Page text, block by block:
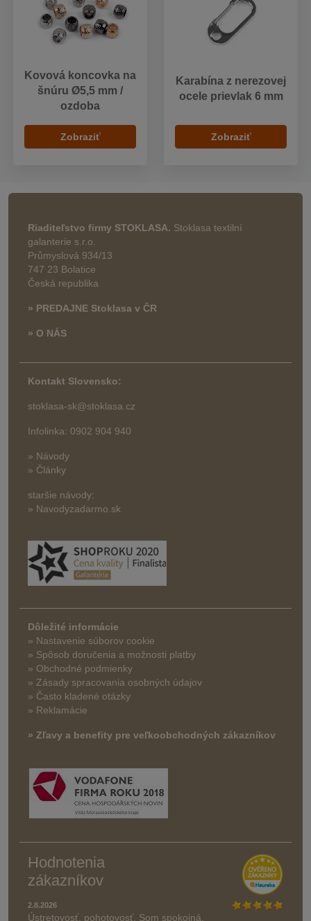
Kovová koncovka na
šnúru Ø5,5 mm /
ozdoba
Zobraziť
Karabína z nerezovej
ocele prievlak 6 mm
Zobraziť
Riaditeľstvo firmy STOKLASA. Stoklasa textilní
galanterie s.r.o.
Průmyslová 934/13
747 23 Bolatice
Česká republika
» PREDAJNE Stoklasa v ČR
» O NÁS
Kontakt Slovensko:
stoklasa-sk@stoklasa.cz
Infolinka: 0902 904 940
» Návody
» Články
staršie návody:
» Navodyzadarmo.sk
Dôležité informácie
» Nastavenie súborov cookie
» Spôsob doručenia a možnosti platby
» Obchodné podmienky
» Zásady spracovania osobných údajov
» Často kladené otázky
» Reklamácie
» Zľavy a benefity pre veľkoobchodných zákazníkov
Hodnotenia
zákazníkov
2.8.2026
Ústretovosť, pohotovosť. Som spokojná.